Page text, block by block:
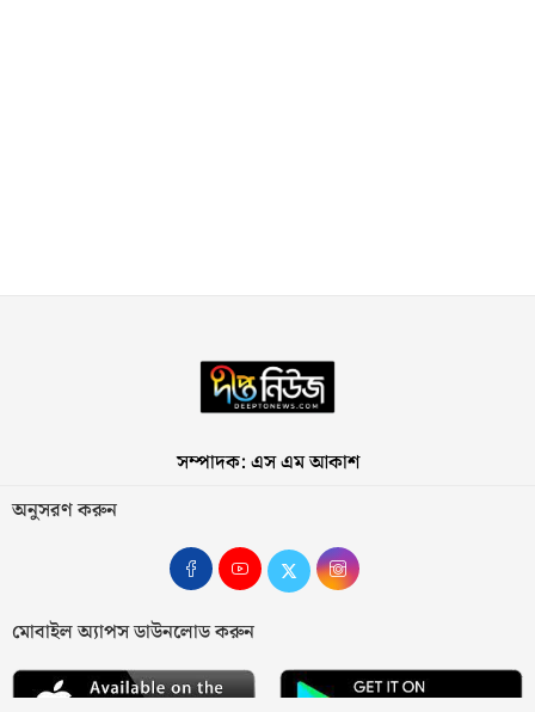
সম্পাদক: এস এম আকাশ
অনুসরণ করুন
মোবাইল অ্যাপস ডাউনলোড করুন